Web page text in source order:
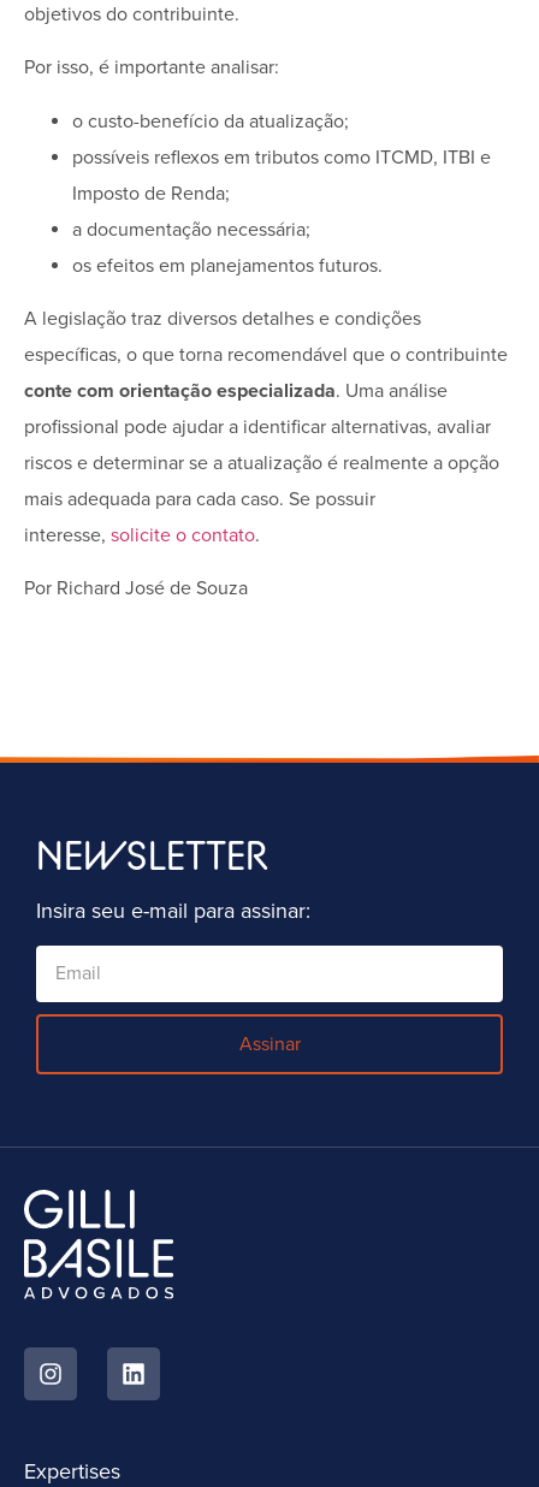
objetivos do contribuinte.
Por isso, é importante analisar:
o custo-benefício da atualização;
possíveis reflexos em tributos como ITCMD, ITBI e
Imposto de Renda;
a documentação necessária;
os efeitos em planejamentos futuros.
A legislação traz diversos detalhes e condições
específicas, o que torna recomendável que o contribuinte
conte com orientação especializada. Uma análise
profissional pode ajudar a identificar alternativas, avaliar
riscos e determinar se a atualização é realmente a opção
mais adequada para cada caso. Se possuir
interesse, solicite o contato.
Por Richard José de Souza
NEWSLETTER
Insira seu e-mail para assinar:
Assinar
Expertises